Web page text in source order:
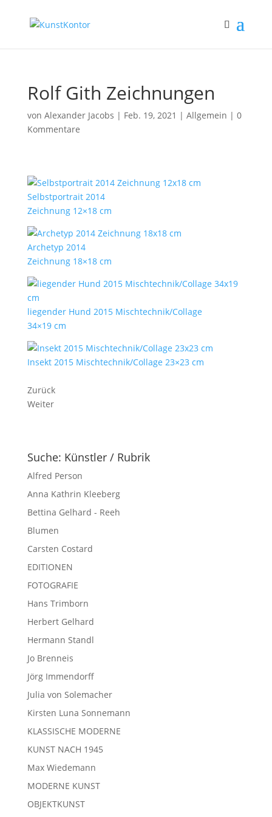
Rolf Gith Zeichnungen
von Alexander Jacobs | Feb. 19, 2021 | Allgemein | 0
Kommentare
Selbstportrait 2014
Zeichnung 12×18 cm
Archetyp 2014
Zeichnung 18×18 cm
liegender Hund 2015 Mischtechnik/Collage
34×19 cm
Insekt 2015 Mischtechnik/Collage 23×23 cm
Zurück
Weiter
Suche: Künstler / Rubrik
Alfred Person
Anna Kathrin Kleeberg
Bettina Gelhard - Reeh
Blumen
Carsten Costard
EDITIONEN
FOTOGRAFIE
Hans Trimborn
Herbert Gelhard
Hermann Standl
Jo Brenneis
Jörg Immendorff
Julia von Solemacher
Kirsten Luna Sonnemann
KLASSISCHE MODERNE
KUNST NACH 1945
Max Wiedemann
MODERNE KUNST
OBJEKTKUNST